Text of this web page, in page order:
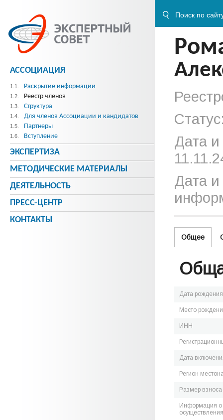
Дата
Дата и
Общее
Дата рождения
Место
ИНН
Дата
Регион
Размер
Информация о
АССОЦИАЦИЯ
1.1. Раскрытие информации
1.2. Реестр членов
1.3. Структура
1.4. Для членов Ассоциации и кандидатов
1.5. Партнеры
1.6. Вступление
ЭКСПЕРТИЗА
МЕТОДИЧЕСКИE МАТЕРИАЛЫ
ДЕЯТЕЛЬНОСТЬ
ПРЕСС-ЦЕНТР
КОНТАКТЫ